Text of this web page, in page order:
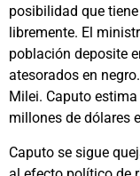
posibilidad que
libremente. El
población deposite
atesorados en
Milei. Caputo
millones de dólares
Caputo se sigue